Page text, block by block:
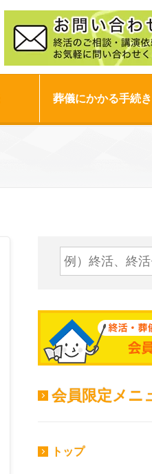
葬儀にかかる手続き
会員限定メニ
トップ